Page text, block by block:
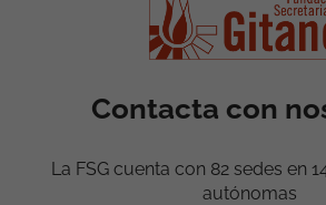
Contacta con
La FSG cuenta con 82 sedes en
autónomas